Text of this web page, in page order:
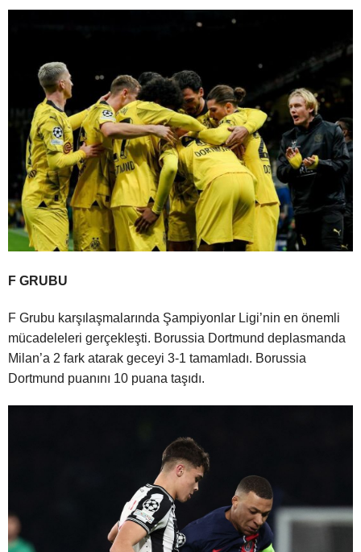
F GRUBU
F Grubu karşılaşmalarında Şampiyonlar Ligi’nin en önemli
mücadeleleri gerçekleşti. Borussia Dortmund deplasmanda
Milan’a 2 fark atarak geceyi 3-1 tamamladı. Borussia
Dortmund puanını 10 puana taşıdı.